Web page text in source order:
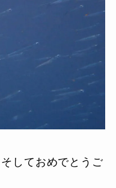
しておめでとうご